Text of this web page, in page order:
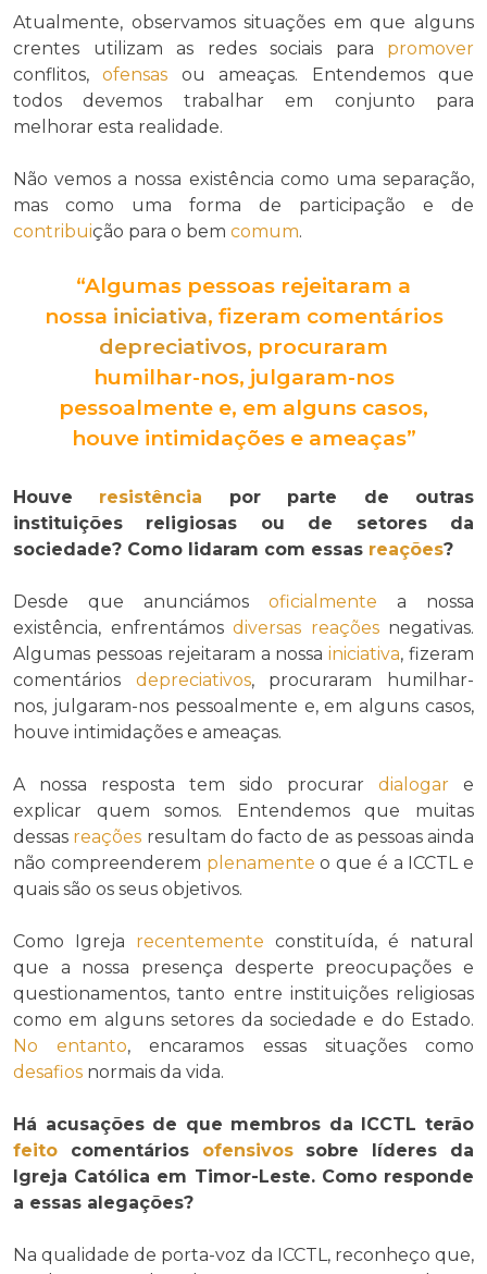
Atualmente, observamos situações em que alguns
crentes utilizam as redes sociais para promover
conflitos,ofensas ou ameaças. Entendemos que
todos devemos trabalhar em conjunto para
melhorar esta realidade.
Não vemos a nossa existência como uma separação,
mas como uma forma de participação e de
contribuição para o bem comum.
“Algumas pessoas rejeitaram a
nossa iniciativa, fizeram comentários
depreciativos, procuraram
humilhar-nos, julgaram-nos
pessoalmente e, em alguns casos,
houve intimidações e ameaças”
Houve resistência por parte de outras
instituições religiosas ou de setores da
sociedade? Como lidaram com essas reações?
Desde que anunciámos oficialmente a nossa
existência, enfrentámos diversas reaçõesnegativas.
Algumas pessoas rejeitaram a nossainiciativa, fizeram
comentários depreciativos, procuraram humilhar-
nos, julgaram-nos pessoalmente e, em alguns casos,
houve intimidações e ameaças.
A nossa resposta tem sido procurar dialogar e
explicar quem somos. Entendemos que muitas
dessas reações resultam do facto de as pessoas ainda
não compreenderem plenamente o que é a ICCTL e
quais são os seus objetivos.
Como Igreja recentemente constituída, é natural
que a nossa presença desperte preocupações e
questionamentos, tanto entre instituições religiosas
como em alguns setores da sociedade e do Estado.
No entanto, encaramos essas situações como
desafios normais da vida.
Há acusações de que membros da ICCTL terão
feito comentários ofensivossobre líderes da
Igreja Católica em Timor-Leste. Como responde
a essas alegações?
Na qualidade de porta-voz da ICCTL, reconheço que,